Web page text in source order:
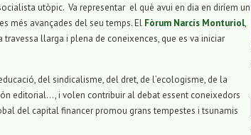
utòpic. Va representar el què avui en dia en diríem un
més avançades del seu temps. El Fòrum Narcís Monturiol,
llarga i plena de coneixences, que es va iniciar
del sindicalisme, del dret, de l’ecologisme, de la
editorial…, i volen contribuir al debat essent coneixedors
del capital financer promou grans tempestes i tsunamis